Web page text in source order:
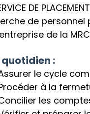
DE
de
de la
quotidien :
le cycle
à la
les